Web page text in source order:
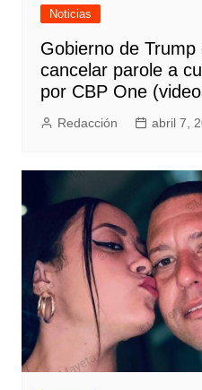
Noticias
Gobierno de Trump
cancelar parole a
por CBP One
Redacción abril 7,